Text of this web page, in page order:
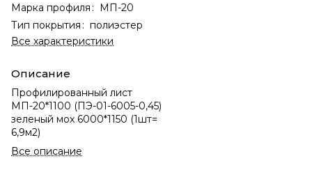
Марка профиля : МП-20
Тип покрытия : полиэстер
Все характеристики
Описание
Профилированный лист
МП-20*1100 (ПЭ-01-6005-0,45)
зеленый мох 6000*1150 (1шт=
6,9м2)
Все описание